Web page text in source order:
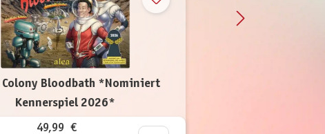
Colony Bloodbath *Nominiert
Kennerspiel 2026*
49,99 €